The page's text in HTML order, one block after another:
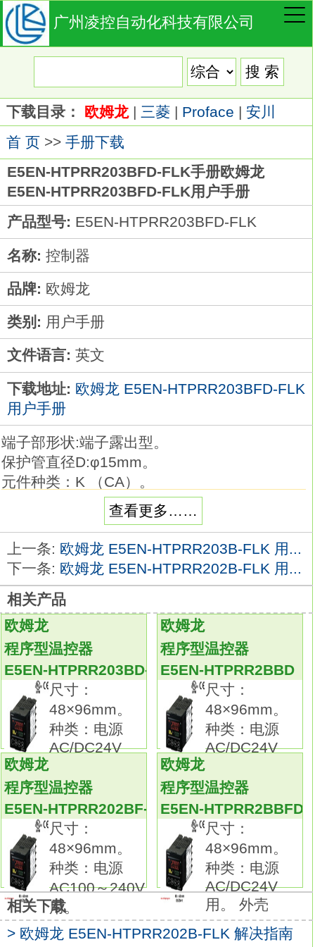
广州凌控自动化科技有限公司
下载目录： 欧姆龙| 三菱| Proface | 安川
首 页>> 手册下载
E5EN-HTPRR203BFD-FLK手册欧姆龙
E5EN-HTPRR203BFD-FLK用户手册
产品型号: E5EN-HTPRR203BFD-FLK
名称: 控制器
品牌: 欧姆龙
类别: 用户手册
文件语言: 英文
下载地址: 欧姆龙 E5EN-HTPRR203BFD-FLK
用户手册
端子部形状:端子露出型。
保护管直径D:φ15mm。
元件种类：K （CA）。
保护管长度L：35cm。
品种丰富的高精度温度传感器系列。
在以往的M3螺钉对应品的基础上，
追加有助于降低配线工时的棒状端子对应品欧
姆龙E5EN-HTPRR203BFD-FLK用户手册。
温度传感器是用作温控器的热感应部件
HTPRR203BFD-FLK
可根据要测量的温度、场所、 周围环境选择。
备有种类、形状、 长度及端子部形状各异的产
品。种类：端子台型，温度输入型。
本体：控制输出1点型（电源AC/DC24V用）。
外壳颜色：黑色。
控制输出：继电器输出。
控制模式：标准或加热冷却。
辅助输出点数：1点。
加热器用断线、SSR故障、加热器过电流检测
功能：--。
事件输入点数：--。
传送输出：--欧姆龙E5EN-HTPRR203BFD-
FLK用户手册。
通信：RS-485。
48×24mm的通用温控器已升级＆功能/性能提
升。
查看更多……
上一条: 欧姆龙 E5EN-HTPRR203B-FLK 用...
下一条: 欧姆龙 E5EN-HTPRR202B-FLK 用...
相关产品
欧姆龙
程序型温控器
E5EN-HTPRR203BD-FLK
尺寸：
48×96mm。
种类：电源
AC/DC24V
欧姆龙
程序型温控器
E5EN-HTPRR2BBD
尺寸：
48×96mm。
种类：电源
AC/DC24V
欧姆龙
程序型温控器
E5EN-HTPRR202BF-FLK
尺寸：
48×96mm。
种类：电源
AC100～240V
用。
欧姆龙
程序型温控器
E5EN-HTPRR2BBFD
尺寸：
48×96mm。
种类：电源
AC/DC24V
用。 外壳
相关下载
> 欧姆龙 E5EN-HTPRR202B-FLK 解决指南